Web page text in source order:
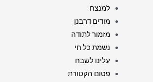
למנצח
מודים דרבנן
מזמור לתודה
נשמת כל חי
עלינו לשבח
פטום הקטורת